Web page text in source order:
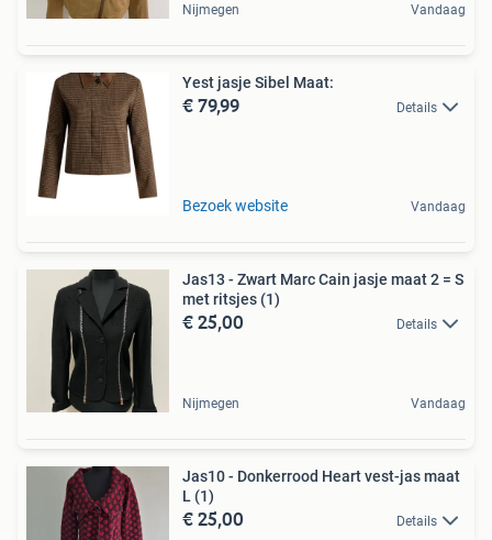
Nijmegen Vandaag
Yest jasje Sibel Maat:
€ 79,99 Details
Bezoek website Vandaag
Jas13 - Zwart Marc Cain jasje maat 2 = S
met ritsjes (1)
€ 25,00 Details
Nijmegen Vandaag
Jas10 - Donkerrood Heart vest-jas maat
L (1)
€ 25,00 Details